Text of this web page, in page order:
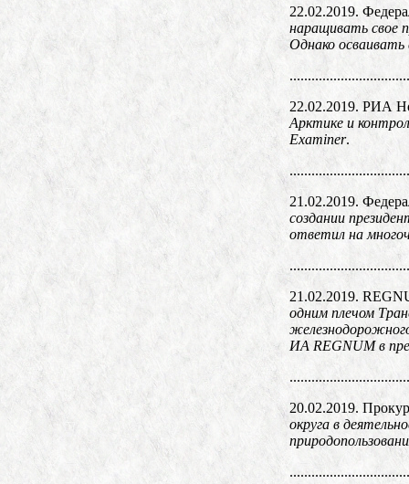
22.02.2019.
наращивать свое
Однако
22.02.2019. РИА
Арктике и
Examiner.
21.02.2019.
создании
ответил на
21.02.2019.
одним плечом
ИА REGNUM в
20.02.2019.
округа в